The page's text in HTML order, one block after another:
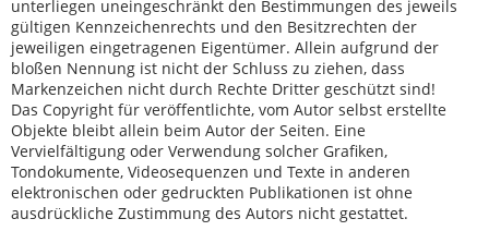
unterliegen uneingeschränkt den Bestimmungen des jeweils
gültigen Kennzeichenrechts und den Besitzrechten der
jeweiligen eingetragenen Eigentümer. Allein aufgrund der
bloßen Nennung ist nicht der Schluss zu ziehen, dass
Markenzeichen nicht durch Rechte Dritter geschützt sind!
Das Copyright für veröffentlichte, vom Autor selbst erstellte
Objekte bleibt allein beim Autor der Seiten. Eine
Vervielfältigung oder Verwendung solcher Grafiken,
Tondokumente, Videosequenzen und Texte in anderen
elektronischen oder gedruckten Publikationen ist ohne
ausdrückliche Zustimmung des Autors nicht gestattet.